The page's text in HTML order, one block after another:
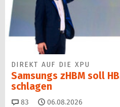
DIREKT AUF DIE XPU
Samsungs zHBM soll
schlagen
83 Kommentare
06.08.2026